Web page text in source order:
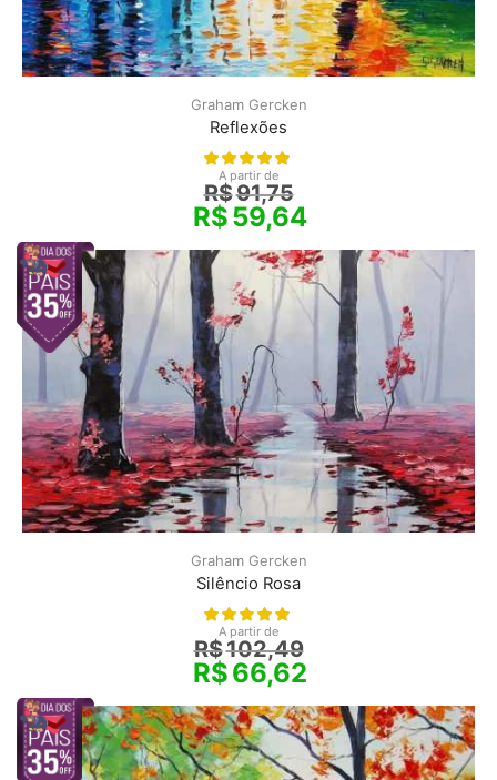
Graham Gercken
Reflexões
A partir de
R$91,75
R$59,64
Graham Gercken
Silêncio Rosa
A partir de
R$102,49
R$66,62